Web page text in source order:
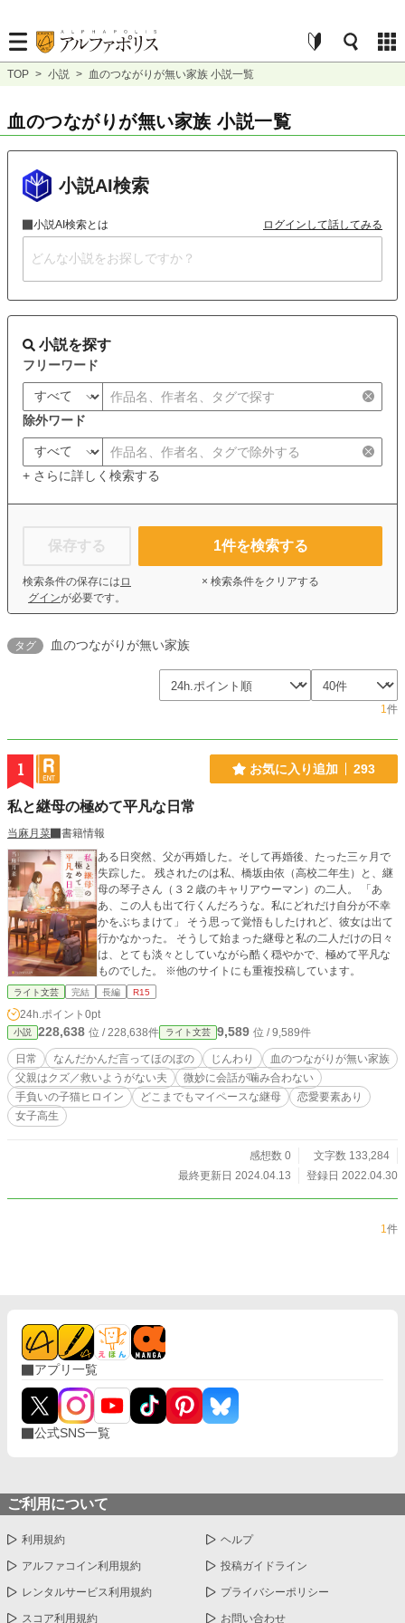
TOP > 小説 > 血のつながりが無い家族 小説一覧
血のつながりが無い家族 小説一覧
小説AI検索
小説AI検索とは ログインして話してみる
小説を探す
フリーワード
除外ワード
+ さらに詳しく検索する
保存する
検索条件の保存には ロ
グインが必要です。
1件を検索する
× 検索条件をクリアする
タグ 血のつながりが無い家族
1件
1 お気に入り追加 293
私と継母の極めて平凡な日常
当麻月菜
書籍情報
ある日突然、父が再婚した。そして再婚後、たった三ヶ月で
失踪した。 残されたのは私、橋坂由依（高校二年生）と、継
母の琴子さん（３２歳のキャリアウーマン）の二人。 「あ
あ、この人も出て行くんだろうな。私にどれだけ自分が不幸
かをぶちまけて」 そう思って覚悟もしたけれど、彼女は出て
行かなかった。 そうして始まった継母と私の二人だけの日々
は、とても淡々としていながら酷く穏やかで、極めて平凡な
ものでした。 ※他のサイトにも重複投稿しています。
ライト文芸 完結 長編 R15
24h.ポイント 0pt
小説 228,638 位 / 228,638件 ライト文芸 9,589 位 / 9,589件
日常 なんだかんだ言ってほのぼの じんわり
血のつながりが無い家族
父親はクズ／救いようがない夫
微妙に会話が噛み合わない
手負いの子猫ヒロイン
どこまでもマイペースな継母
恋愛要素あり
女子高生
感想数 0
文字数 133,284
最終更新日 2024.04.13
登録日 2022.04.30
1件
アプリ一覧
公式SNS一覧
ご利用について
利用規約 ヘルプ
アルファコイン利用規約 投稿ガイドライン
レンタルサービス利用規約 プライバシーポリシー
スコア利用規約 お問い合わせ